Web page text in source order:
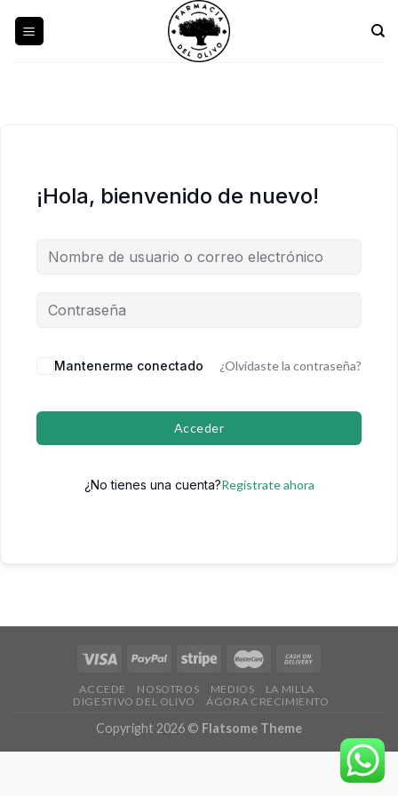
¡Hola, bienvenido de nuevo!
Mantenerme conectado ¿Olvidaste la contraseña?
Acceder
¿No tienes una cuenta?Regístrate ahora
ACCEDE NOSOTROS MEDIOS
LA MILLA
DIGESTIVO DEL OLIVO
ÁGORA CRECIMIENTO
Copyright 2026 © Flatsome Theme